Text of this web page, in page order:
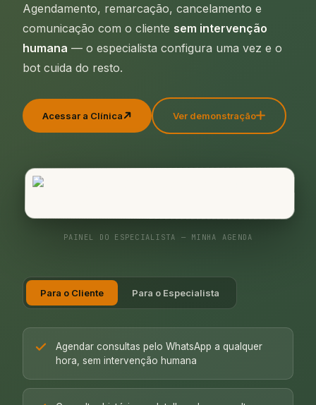
Agendamento, remarcação, cancelamento e
comunicação com o cliente sem intervenção
humana — o especialista configura uma vez e o
bot cuida do resto.
Acessar a Clínica Ver demonstração
PAINEL DO ESPECIALISTA — MINHA AGENDA
Para o Cliente Para o Especialista
Agendar consultas pelo WhatsApp a qualquer
hora, sem intervenção humana